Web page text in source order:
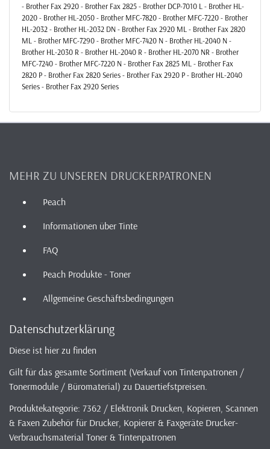
- Brother Fax 2920 - Brother Fax 2825 - Brother DCP-7010 L - Brother HL-
2020 - Brother HL-2050 - Brother MFC-7820 - Brother MFC-7220 - Brother
HL-2032 - Brother HL-2032 DN - Brother Fax 2920 ML - Brother Fax 2820
ML - Brother MFC-7290 - Brother MFC-7420 N - Brother HL-2040 N -
Brother HL-2030 R - Brother HL-2040 R - Brother HL-2070 NR - Brother
MFC-7240 - Brother MFC-7220 N - Brother Fax 2825 ML - Brother Fax
2820 P - Brother Fax 2820 Series - Brother Fax 2920 P - Brother HL-2040
Series - Brother Fax 2920 Series
MEHR ZU UNSEREN DRUCKERPATRONEN
Peach
Informationen über Tinte
FAQ
Peach Produkte - Toner
Allgemeine Geschäftsbedingungen
Datenschutzerklärung
Diese ist hier zu finden
Gilt für das gesamte Sortiment (Verkauf von Tintenpatronen /
Tonermodule / Büromaterial) zu Dauertiefstpreisen.
Produktekategorie: 7362 / Elektronik Drucken, Kopieren, Scannen
& Faxen Zubehör für Drucker, Kopierer & Faxgeräte Drucker-
Verbrauchsmaterial Toner & Tintenpatronen